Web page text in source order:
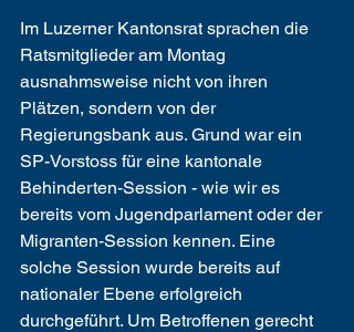
Im Luzerner Kantonsrat sprachen die
Ratsmitglieder am Montag
ausnahmsweise nicht von ihren
Plätzen, sondern von der
Regierungsbank aus. Grund war ein
SP-Vorstoss für eine kantonale
Behinderten-Session - wie wir es
bereits vom Jugendparlament oder der
Migranten-Session kennen. Eine
solche Session wurde bereits auf
nationaler Ebene erfolgreich
durchgeführt. Um Betroffenen gerecht